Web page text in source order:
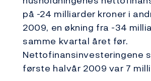
på -24 milliarder kroner i
2009, en økning fra -34
samme kvartal året før.
Nettofinansinvesteringene
første halvår 2009 var 7